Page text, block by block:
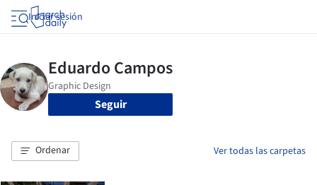
Iniciar sesión
Seguir
Ordenar Ver todas las carpetas